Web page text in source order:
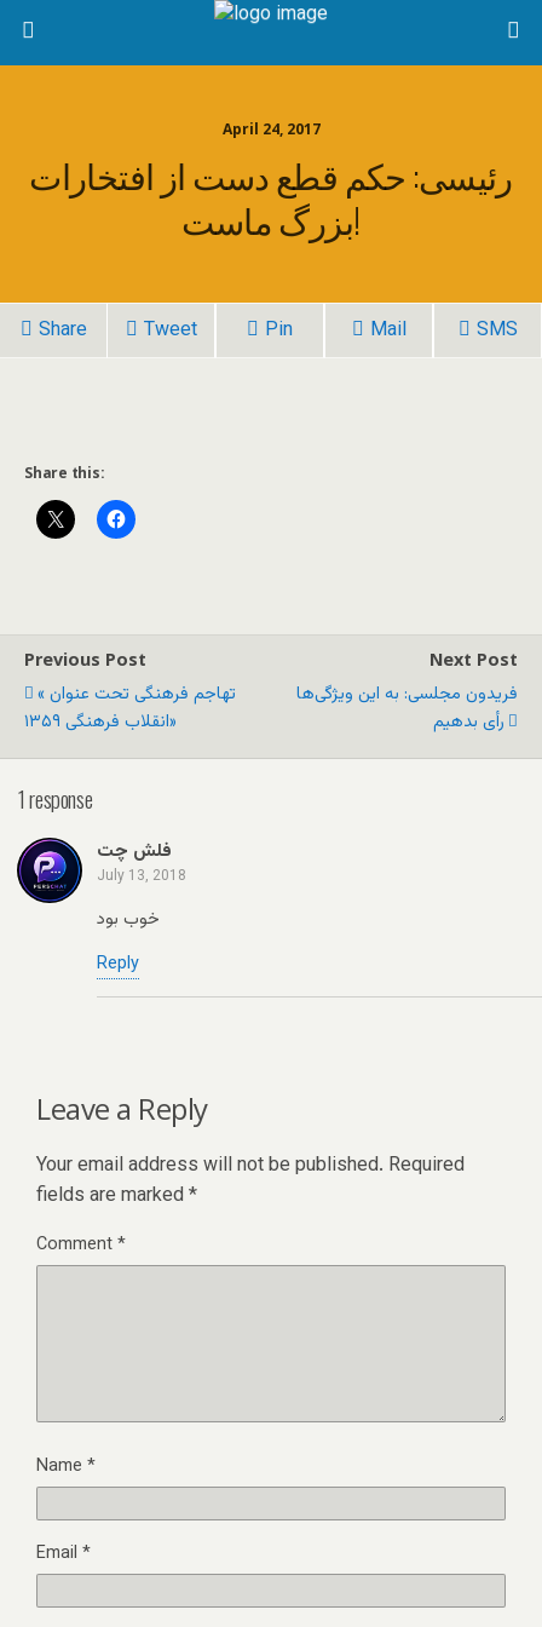
April 24, 2017
رئیسی: حکم قطع دست از افتخارات
بزرگ ماست!
Share Tweet Pin Mail SMS
Share this:
Previous Post
« تهاجم فرهنگی تحت عنوان
انقلاب فرهنگی ۱۳۵۹»
Next Post
فریدون مجلسی: به این ویژگی‌ها
رأی بدهیم
1 response
فلش چت
July 13, 2018
خوب بود
Reply
Leave a Reply
Your email address will not be published. Required
fields are marked *
Comment*
Name *
Email *